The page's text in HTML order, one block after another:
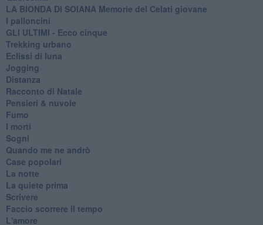
LA BIONDA DI SOIANA Memorie del Celati giovane
I palloncini
GLI ULTIMI - Ecco cinque
Trekking urbano
Eclissi di luna
Jogging
Distanza
Racconto di Natale
Pensieri & nuvole
Fumo
I morti
Sogni
Quando me ne andrò
Case popolari
La notte
La quiete prima
Scrivere
Faccio scorrere il tempo
L'amore